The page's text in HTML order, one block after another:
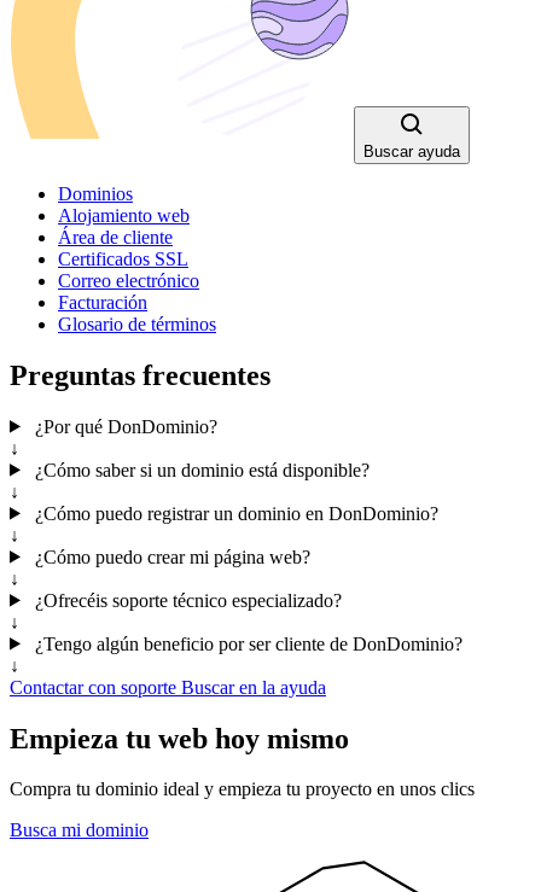
Buscar ayuda
Dominios
Alojamiento web
Área de cliente
Certificados SSL
Correo electrónico
Facturación
Glosario de términos
Preguntas frecuentes
¿Por qué DonDominio?
↓
¿Cómo saber si un dominio está disponible?
↓
¿Cómo puedo registrar un dominio en DonDominio?
↓
¿Cómo puedo crear mi página web?
↓
¿Ofrecéis soporte técnico especializado?
↓
¿Tengo algún beneficio por ser cliente de DonDominio?
↓
Contactar con soporte Buscar en la ayuda
Empieza tu web hoy mismo
Compra tu dominio ideal y empieza tu proyecto en unos clics
Busca mi dominio